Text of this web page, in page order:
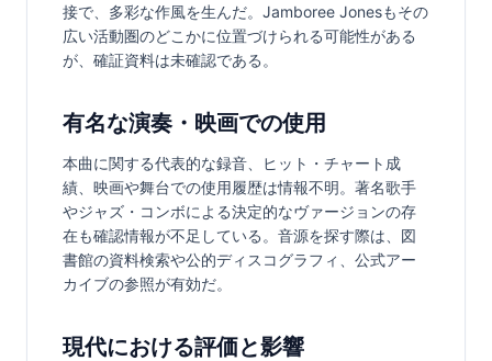
接で、多彩な作風を生んだ。Jamboree Jonesもその
広い活動圏のどこかに位置づけられる可能性がある
が、確証資料は未確認である。
有名な演奏・映画での使用
本曲に関する代表的な録音、ヒット・チャート成
績、映画や舞台での使用履歴は情報不明。著名歌手
やジャズ・コンボによる決定的なヴァージョンの存
在も確認情報が不足している。音源を探す際は、図
書館の資料検索や公的ディスコグラフィ、公式アー
カイブの参照が有効だ。
現代における評価と影響